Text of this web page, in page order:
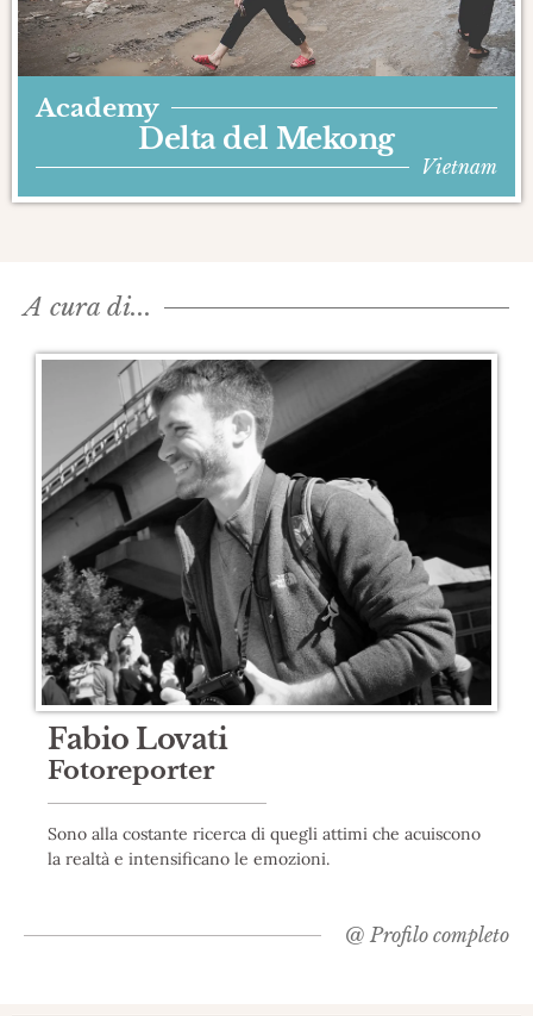
Academy
Delta del Mekong
Vietnam
A cura di...​
Fabio Lovati
Fotoreporter
Sono alla costante ricerca di quegli attimi che acuiscono
la realtà e intensificano le emozioni.
@ Profilo completo